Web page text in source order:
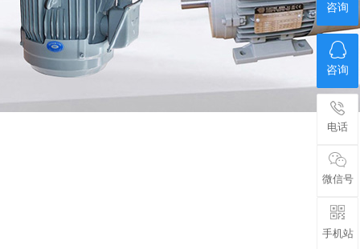
咨询
咨询
电话
微信号
手机站